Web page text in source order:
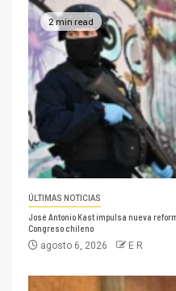
2 min read
ÚLTIMAS NOTICIAS
José Antonio Kast impulsa nueva
Congreso chileno
agosto 6, 2026 E R